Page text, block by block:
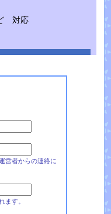
対応
営者からの連絡に
ます。